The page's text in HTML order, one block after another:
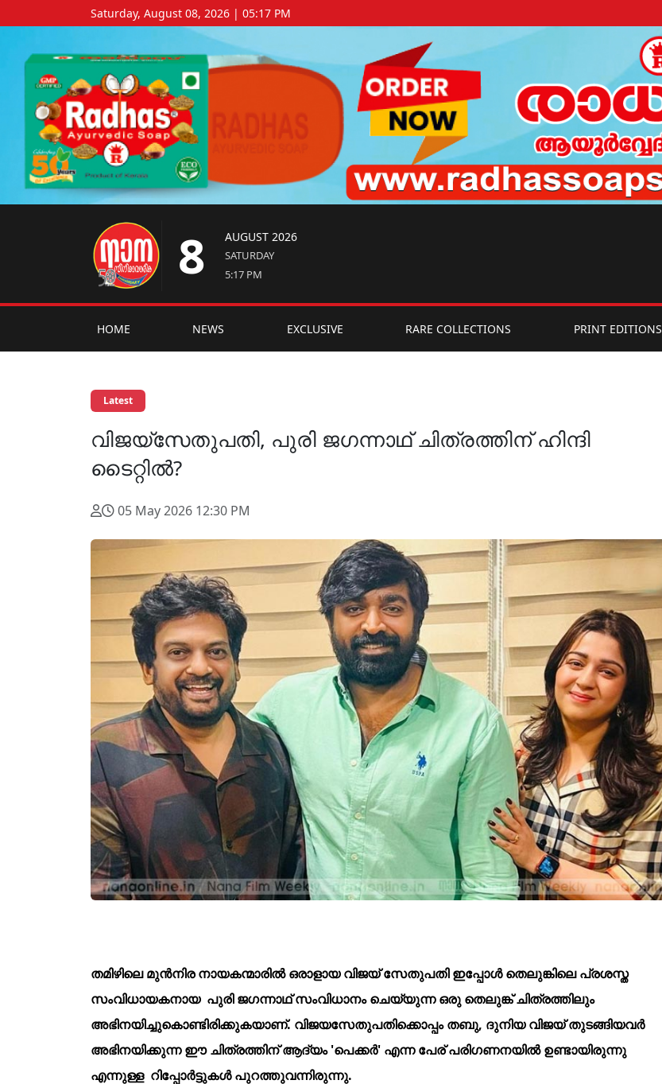
Saturday, August 08, 2026 | 05:17 PM
8 AUGUST 2026
SATURDAY
5:17 PM
HOME NEWS EXCLUSIVE RARE COLLECTIONS PRINT EDITIONS
Latest
വിജയ്സേതുപതി, പുരി ജഗന്നാഥ് ചിത്രത്തിന് ഹിന്ദി
ടൈറ്റിൽ?
05 May 2026 12:30 PM
തമിഴിലെ മുൻനിര നായകന്മാരിൽ ഒരാളായ വിജയ് സേതുപതി ഇപ്പോൾ തെലുങ്കിലെ പ്രശസ്ത
സംവിധായകനായ പുരി ജഗന്നാഥ് സംവിധാനം ചെയ്യുന്ന ഒരു തെലുങ്ക് ചിത്രത്തിലും
അഭിനയിച്ചുകൊണ്ടിരിക്കുകയാണ്. വിജയസേതുപതിക്കൊപ്പം തബു, ദുനിയ വിജയ് തുടങ്ങിയവർ
അഭിനയിക്കുന്ന ഈ ചിത്രത്തിന് ആദ്യം 'പെക്കർ' എന്ന പേര് പരിഗണനയിൽ ഉണ്ടായിരുന്നു
എന്നുള്ള റിപ്പോർട്ടുകൾ പുറത്തുവന്നിരുന്നു.